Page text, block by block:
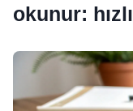
okunur: